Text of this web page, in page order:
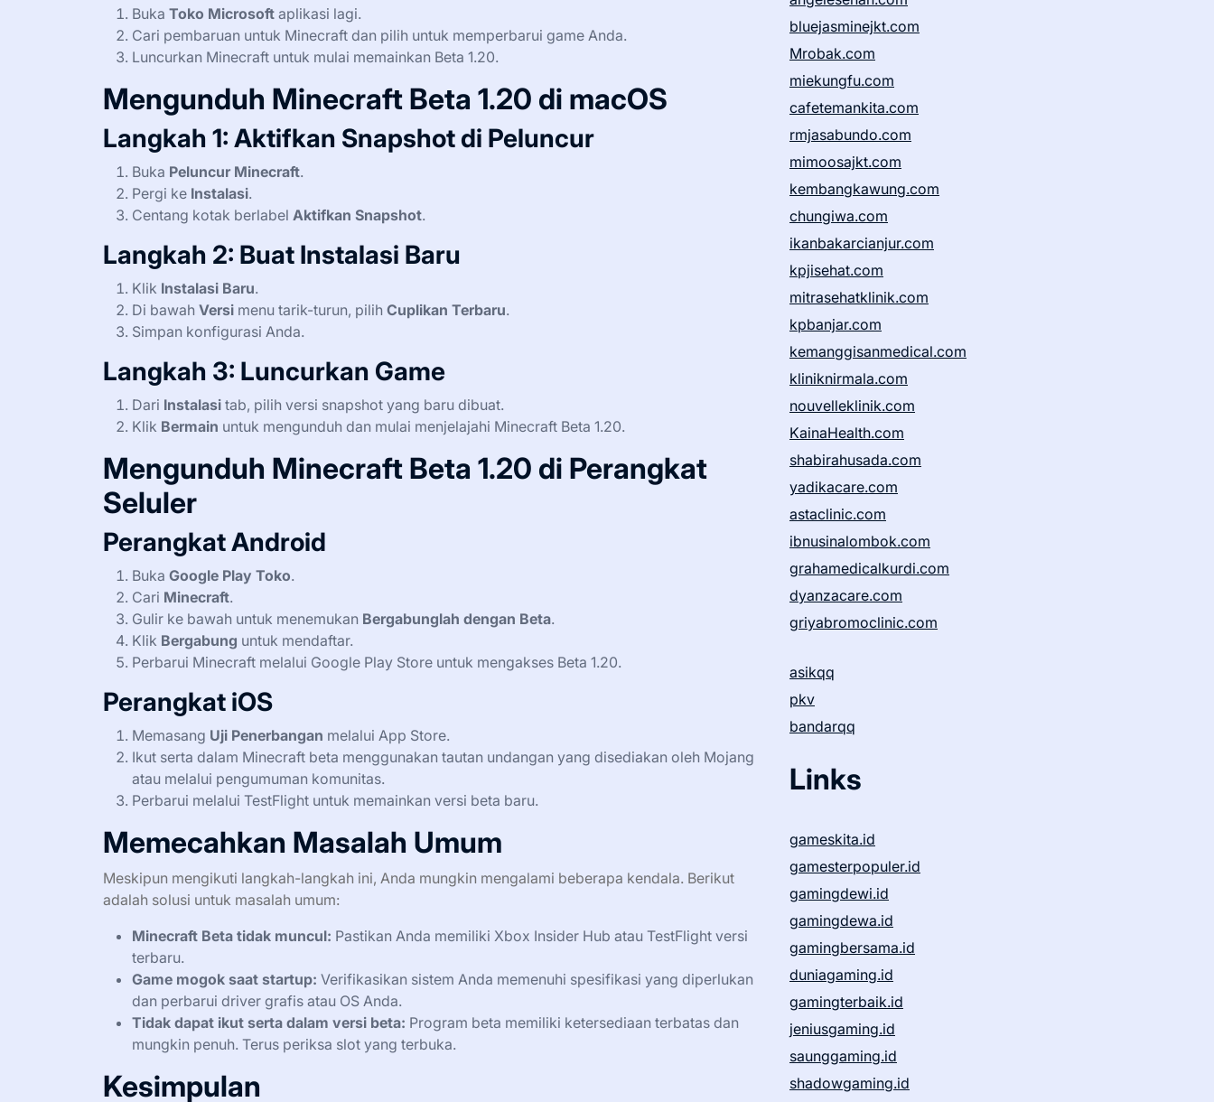
Buka Toko Microsoft aplikasi lagi.
Cari pembaruan untuk Minecraft dan pilih untuk memperbarui game Anda.
Luncurkan Minecraft untuk mulai memainkan Beta 1.20.
Mengunduh Minecraft Beta 1.20 di macOS
Langkah 1: Aktifkan Snapshot di Peluncur
Buka Peluncur Minecraft.
Pergi ke Instalasi.
Centang kotak berlabel Aktifkan Snapshot.
Langkah 2: Buat Instalasi Baru
Klik Instalasi Baru.
Di bawah Versi menu tarik-turun, pilih Cuplikan Terbaru.
Simpan konfigurasi Anda.
Langkah 3: Luncurkan Game
Dari Instalasi tab, pilih versi snapshot yang baru dibuat.
Klik Bermain untuk mengunduh dan mulai menjelajahi Minecraft Beta 1.20.
Mengunduh Minecraft Beta 1.20 di Perangkat
Seluler
Perangkat Android
Buka Google Play Toko.
Cari Minecraft.
Gulir ke bawah untuk menemukan Bergabunglah dengan Beta.
Klik Bergabung untuk mendaftar.
Perbarui Minecraft melalui Google Play Store untuk mengakses Beta 1.20.
Perangkat iOS
Memasang Uji Penerbangan melalui App Store.
Ikut serta dalam Minecraft beta menggunakan tautan undangan yang disediakan oleh Mojang
atau melalui pengumuman komunitas.
Perbarui melalui TestFlight untuk memainkan versi beta baru.
Memecahkan Masalah Umum
Meskipun mengikuti langkah-langkah ini, Anda mungkin mengalami beberapa kendala. Berikut
adalah solusi untuk masalah umum:
Minecraft Beta tidak muncul: Pastikan Anda memiliki Xbox Insider Hub atau TestFlight versi
terbaru.
Game mogok saat startup: Verifikasikan sistem Anda memenuhi spesifikasi yang diperlukan
dan perbarui driver grafis atau OS Anda.
Tidak dapat ikut serta dalam versi beta: Program beta memiliki ketersediaan terbatas dan
mungkin penuh. Terus periksa slot yang terbuka.
Kesimpulan
bluejasminejkt.com
Mrobak.com
miekungfu.com
cafetemankita.com
rmjasabundo.com
mimoosajkt.com
kembangkawung.com
chungiwa.com
ikanbakarcianjur.com
kpjisehat.com
mitrasehatklinik.com
kpbanjar.com
kemanggisanmedical.com
kliniknirmala.com
nouvelleklinik.com
KainaHealth.com
shabirahusada.com
yadikacare.com
astaclinic.com
ibnusinalombok.com
grahamedicalkurdi.com
dyanzacare.com
griyabromoclinic.com
asikqq
pkv
bandarqq
Links
gameskita.id
gamesterpopuler.id
gamingdewi.id
gamingdewa.id
gamingbersama.id
duniagaming.id
gamingterbaik.id
jeniusgaming.id
saunggaming.id
shadowgaming.id